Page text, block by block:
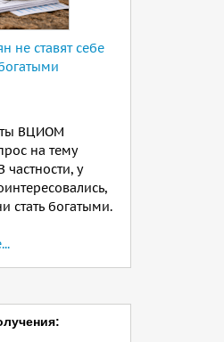
не ставят себе
ВЦИОМ
на тему
частности, у
стать богатыми.